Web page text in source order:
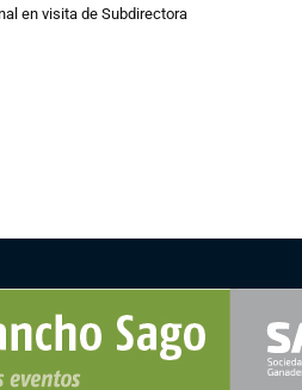
en visita de Subdirectora